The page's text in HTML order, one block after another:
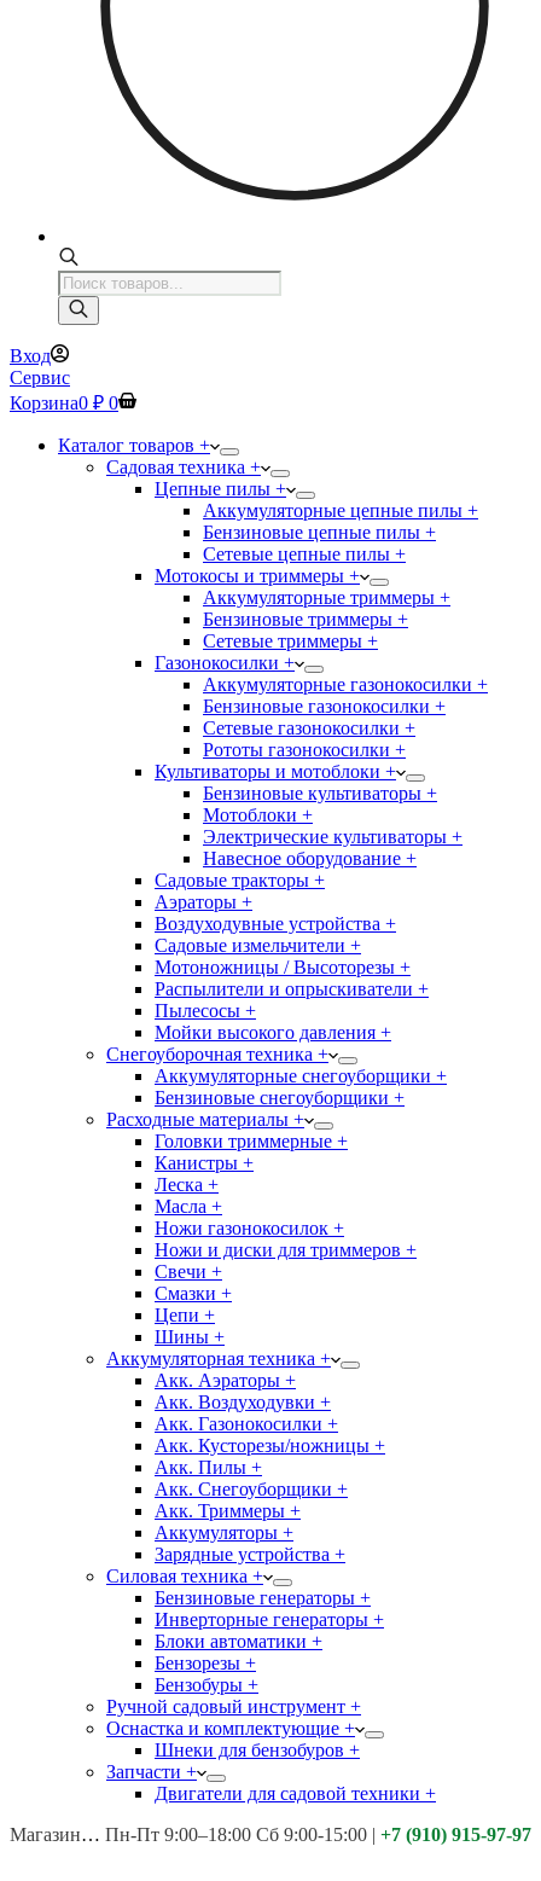
Поиск
товаров
Вход
Сервис
Корзина0 ₽ 0
Каталог товаров +
Садовая техника +
Цепные пилы +
Аккумуляторные цепные пилы +
Бензиновые цепные пилы +
Сетевые цепные пилы +
Мотокосы и триммеры +
Аккумуляторные триммеры +
Бензиновые триммеры +
Сетевые триммеры +
Газонокосилки +
Аккумуляторные газонокосилки +
Бензиновые газонокосилки +
Сетевые газонокосилки +
Рототы газонокосилки +
Культиваторы и мотоблоки +
Бензиновые культиваторы +
Мотоблоки +
Электрические культиваторы +
Навесное оборудование +
Садовые тракторы +
Аэраторы +
Воздуходувные устройства +
Садовые измельчители +
Мотоножницы / Высоторезы +
Распылители и опрыскиватели +
Пылесосы +
Мойки высокого давления +
Снегоуборочная техника +
Аккумуляторные снегоуборщики +
Бензиновые снегоуборщики +
Расходные материалы +
Головки триммерные +
Канистры +
Леска +
Масла +
Ножи газонокосилок +
Ножи и диски для триммеров +
Свечи +
Смазки +
Цепи +
Шины +
Аккумуляторная техника +
Акк. Аэраторы +
Акк. Воздуходувки +
Акк. Газонокосилки +
Акк. Кусторезы/ножницы +
Акк. Пилы +
Акк. Снегоуборщики +
Акк. Триммеры +
Аккумуляторы +
Зарядные устройства +
Силовая техника +
Бензиновые генераторы +
Инверторные генераторы +
Блоки автоматики +
Бензорезы +
Бензобуры +
Ручной садовый инструмент +
Оснастка и комплектующие +
Шнеки для бензобуров +
Запчасти +
Двигатели для садовой техники +
Магазины: Калуга ул. Московская д.113
Пн-Пт 9:00–18:00 Сб 9:00-15:00 | +7 (910) 915-97-97